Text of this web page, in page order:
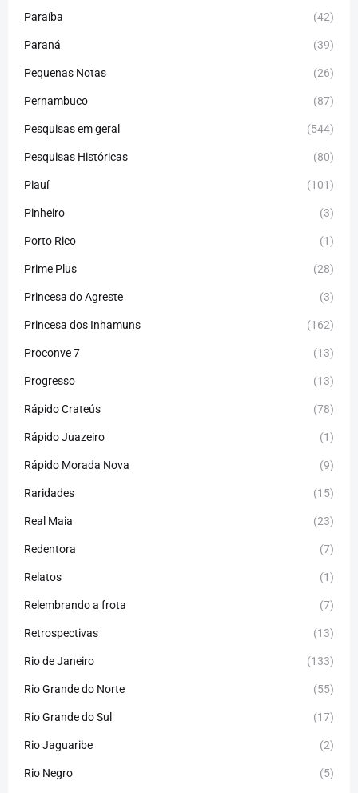
Paraíba (42)
Paraná (39)
Pequenas Notas (26)
Pernambuco (87)
Pesquisas em geral (544)
Pesquisas Históricas (80)
Piauí (101)
Pinheiro (3)
Porto Rico (1)
Prime Plus (28)
Princesa do Agreste (3)
Princesa dos Inhamuns (162)
Proconve 7 (13)
Progresso (13)
Rápido Crateús (78)
Rápido Juazeiro (1)
Rápido Morada Nova (9)
Raridades (15)
Real Maia (23)
Redentora (7)
Relatos (1)
Relembrando a frota (7)
Retrospectivas (13)
Rio de Janeiro (133)
Rio Grande do Norte (55)
Rio Grande do Sul (17)
Rio Jaguaribe (2)
Rio Negro (5)